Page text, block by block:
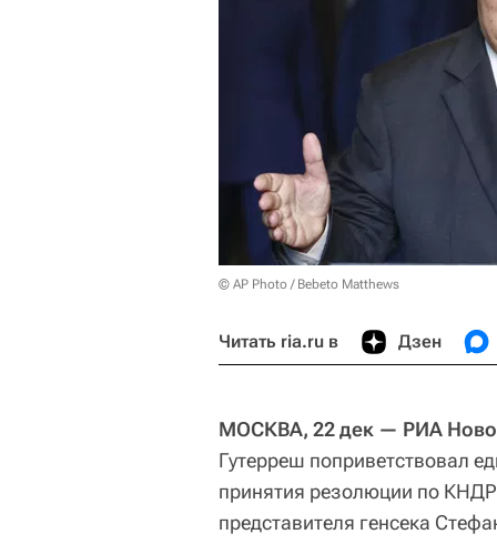
© AP Photo / Bebeto Matthews
Читать ria.ru в Дзен
МОСКВА, 22 дек — РИА
Гутерреш поприветствовал
принятия резолюции по
представителя генсека